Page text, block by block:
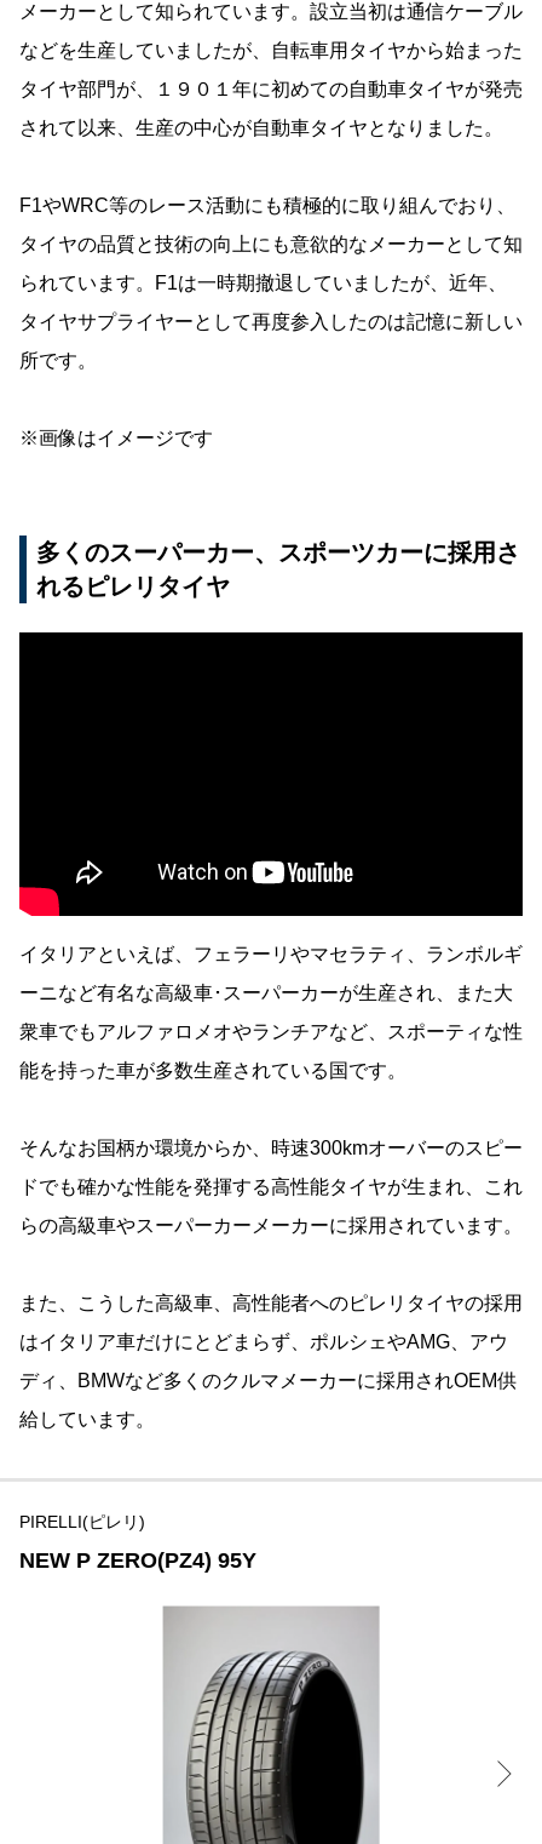
メーカーとして知られています。設立当初は通信ケーブル
などを生産していましたが、自転車用タイヤから始まった
タイヤ部門が、１９０１年に初めての自動車タイヤが発売
されて以来、生産の中心が自動車タイヤとなりました。
F1やWRC等のレース活動にも積極的に取り組んでおり、
タイヤの品質と技術の向上にも意欲的なメーカーとして知
られています。F1は一時期撤退していましたが、近年、
タイヤサプライヤーとして再度参入したのは記憶に新しい
所です。
※画像はイメージです
多くのスーパーカー、スポーツカーに採用さ
れるピレリタイヤ
イタリアといえば、フェラーリやマセラティ、ランボルギ
ーニなど有名な高級車･スーパーカーが生産され、また大
衆車でもアルファロメオやランチアなど、スポーティな性
能を持った車が多数生産されている国です。
そんなお国柄か環境からか、時速300kmオーバーのスピー
ドでも確かな性能を発揮する高性能タイヤが生まれ、これ
らの高級車やスーパーカーメーカーに採用されています。
また、こうした高級車、高性能者へのピレリタイヤの採用
はイタリア車だけにとどまらず、ポルシェやAMG、アウ
ディ、BMWなど多くのクルマメーカーに採用されOEM供
給しています。
PIRELLI(ピレリ)
NEW P ZERO(PZ4) 95Y